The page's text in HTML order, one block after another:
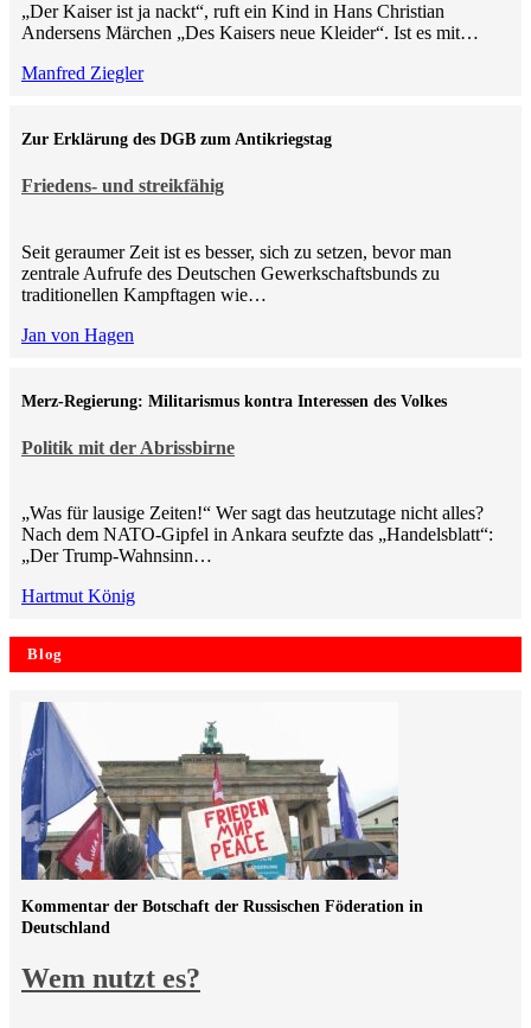
„Der Kaiser ist ja nackt“, ruft ein Kind in Hans Christian
Andersens Märchen „Des Kaisers neue Kleider“. Ist es mit…
Manfred Ziegler
Friedens- und streikfähig
Zur Erklärung des DGB zum Antikriegstag
Seit geraumer Zeit ist es besser, sich zu setzen, bevor man
zentrale Aufrufe des Deutschen Gewerkschaftsbunds zu
traditionellen Kampftagen wie…
Jan von Hagen
Politik mit der Abrissbirne
Merz-Regierung: Militarismus kontra Inte­ressen des Volkes
„Was für lausige Zeiten!“ Wer sagt das heutzutage nicht alles?
Nach dem NATO-Gipfel in Ankara seufzte das „Handelsblatt“:
„Der Trump-Wahnsinn…
Hartmut König
Blog
Wem nutzt es?
Kommentar der Botschaft der Russischen Föderation in
Deutschland